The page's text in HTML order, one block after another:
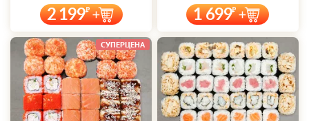
2 199 1 699
СУПЕРЦЕНА